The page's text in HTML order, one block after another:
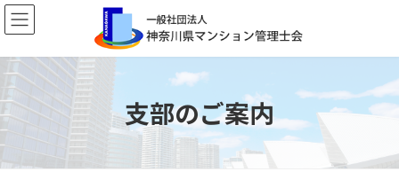
コ
ン
ン
ツ
へ
ス
キ
ッ
プ
ナ
ビ
ー
シ
ョ
ン
に
移
動
支部のご案内